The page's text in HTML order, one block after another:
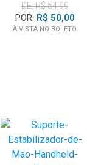
DE: R$ 54,99
POR: R$ 50,00
À VISTA NO BOLETO